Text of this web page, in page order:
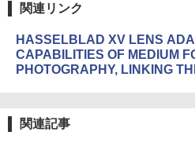
関連リンク
HASSELBLAD XV LENS
CAPABILITIES OF MEDIUM
PHOTOGRAPHY, LINKING
関連記事